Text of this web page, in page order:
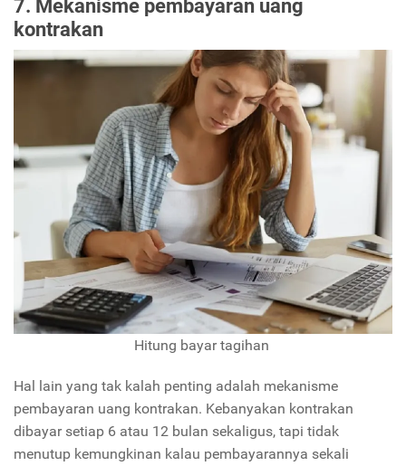
7. Mekanisme pembayaran uang
kontrakan
Hitung bayar tagihan
Hal lain yang tak kalah penting adalah mekanisme
pembayaran uang kontrakan. Kebanyakan kontrakan
dibayar setiap 6 atau 12 bulan sekaligus, tapi tidak
menutup kemungkinan kalau pembayarannya sekali